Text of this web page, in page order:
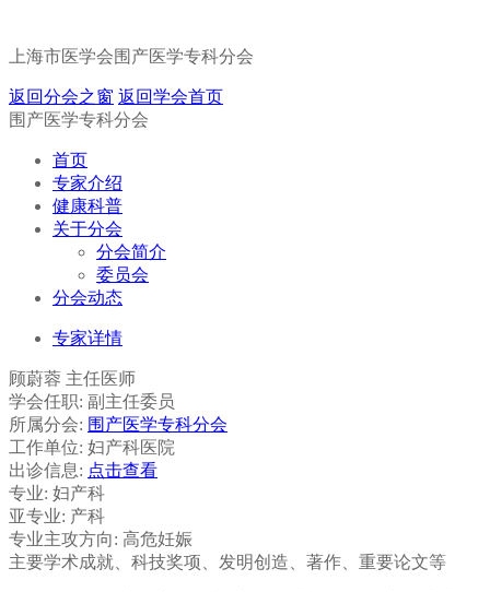
上海市医学会围产医学专科分会
返回分会之窗 返回学会首页
围产医学专科分会
首页
专家介绍
健康科普
关于分会
分会简介
委员会
分会动态
专家详情
顾蔚蓉 主任医师
学会任职: 副主任委员
所属分会: 围产医学专科分会
工作单位: 妇产科医院
出诊信息: 点击查看
专业: 妇产科
亚专业: 产科
专业主攻方向: 高危妊娠
主要学术成就、科技奖项、发明创造、著作、重要论文等